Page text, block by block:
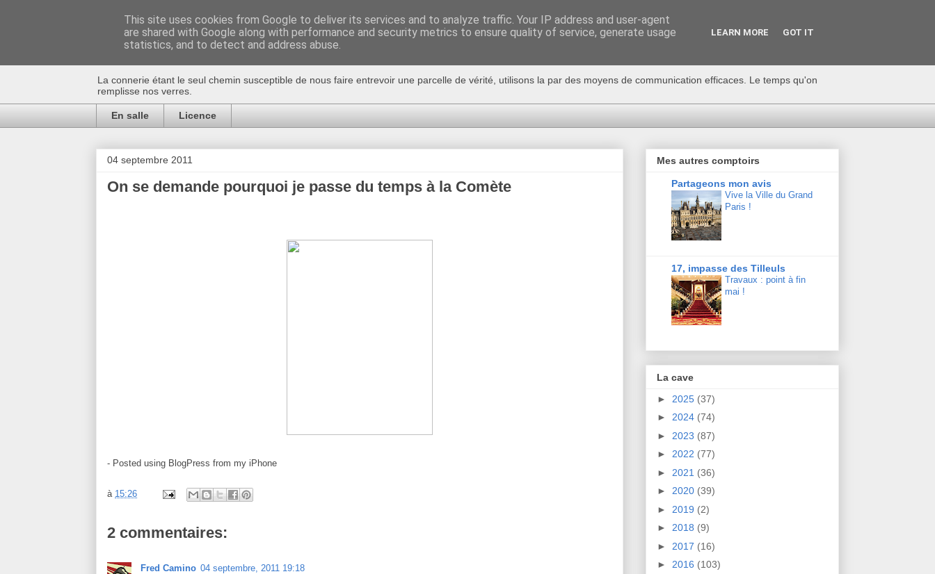
Au bistro !
La connerie étant le seul chemin susceptible de nous faire entrevoir une parcelle de vérité, utilisons la par des moyens de communication efficaces. Le temps qu'on
remplisse nos verres.
En salle Licence
04 septembre 2011
On se demande pourquoi je passe du temps à la Comète
- Posted using BlogPress from my iPhone
à 15:26
2 commentaires:
Fred Camino 04 septembre, 2011 19:18
Mes autres comptoirs
Partageons mon avis
Vive la Ville du Grand
Paris !
17, impasse des Tilleuls
Travaux : point à fin
mai !
La cave
► 2025 (37)
► 2024 (74)
► 2023 (87)
► 2022 (77)
► 2021 (36)
► 2020 (39)
► 2019 (2)
► 2018 (9)
► 2017 (16)
► 2016 (103)
This site uses cookies from Google to deliver its services and to analyze traffic. Your IP address and user-agent
are shared with Google along with performance and security metrics to ensure quality of service, generate usage
statistics, and to detect and address abuse.
LEARN MORE GOT IT